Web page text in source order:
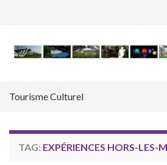
Tourisme Culturel
TAG: EXPÉRIENCES HORS-LES-